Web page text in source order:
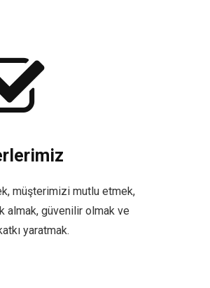
müşterimizi mutlu etmek,
almak, güvenilir olmak ve
yaratmak.